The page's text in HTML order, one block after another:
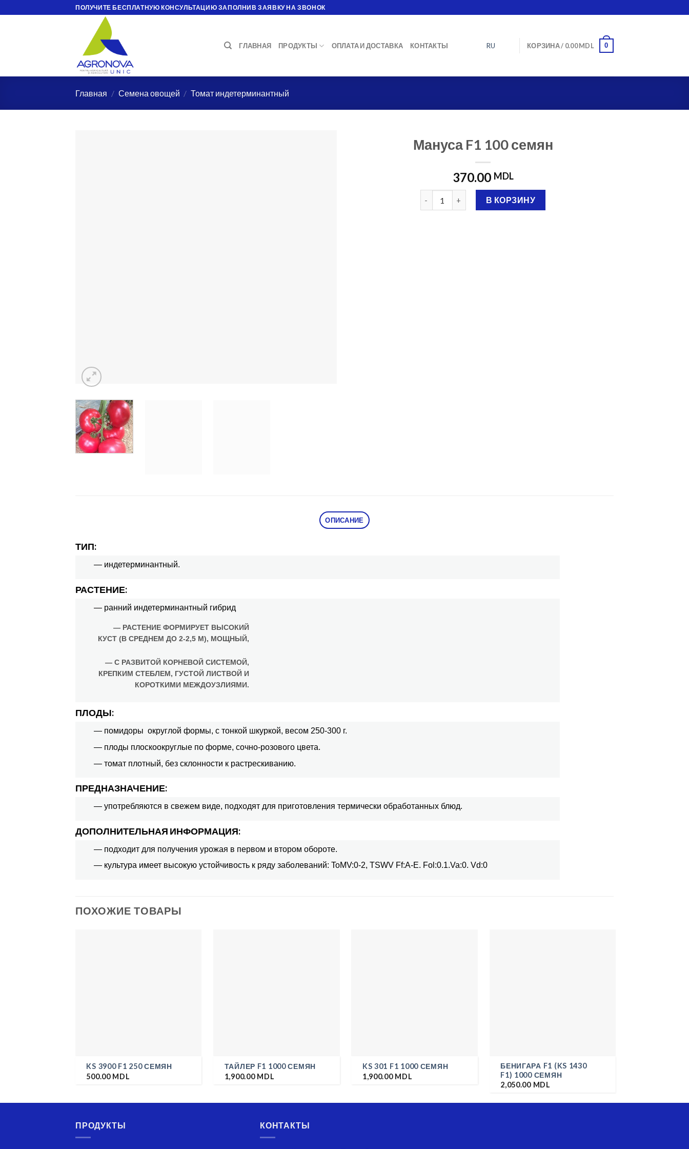
ПОЛУЧИТЕ БЕСПЛАТНУЮ КОНСУЛЬТАЦИЮ ЗАПОЛНИВ ЗАЯВКУ НА ЗВОНОК
ГЛАВНАЯ ПРОДУКТЫ ОПЛАТА И ДОСТАВКА КОНТАКТЫ RU КОРЗИНА / 0.00MDL 0
Главная / Семена овощей / Томат индетерминантный
Мануса F1 100 семян
370.00 MDL
Количество Мануса F1 100 семян
В КОРЗИНУ
ОПИСАНИЕ
ТИП:
— индетерминантный.
РАСТЕНИЕ:
— ранний индетерминантный гибрид
— РАСТЕНИЕ ФОРМИРУЕТ ВЫСОКИЙ
КУСТ (В СРЕДНЕМ ДО 2-2,5 М), МОЩНЫЙ,
— С РАЗВИТОЙ КОРНЕВОЙ СИСТЕМОЙ,
КРЕПКИМ СТЕБЛЕМ, ГУСТОЙ ЛИСТВОЙ И
КОРОТКИМИ МЕЖДОУЗЛИЯМИ.
ПЛОДЫ:
— помидоры округлой формы, с тонкой шкуркой, весом 250-300 г.
— плоды плоскоокруглые по форме, сочно-розового цвета.
— томат плотный, без склонности к растрескиванию.
ПРЕДНАЗНАЧЕНИЕ:
— употребляются в свежем виде, подходят для приготовления термически обработанных блюд.
ДОПОЛНИТЕЛЬНАЯ ИНФОРМАЦИЯ:
— подходит для получения урожая в первом и втором обороте.
— культура имеет высокую устойчивость к ряду заболеваний: ToMV:0-2, TSWV Ff:A-E. Fol:0.1.Va:0. Vd:0
ПОХОЖИЕ ТОВАРЫ
KS 3900 F1 250 СЕМЯН
500.00 MDL
ТАЙЛЕР F1 1000 СЕМЯН
1,900.00 MDL
KS 301 F1 1000 СЕМЯН
1,900.00 MDL
БЕНИГАРА F1 (KS 1430
F1) 1000 СЕМЯН
2,050.00 MDL
ПРОДУКТЫ КОНТАКТЫ